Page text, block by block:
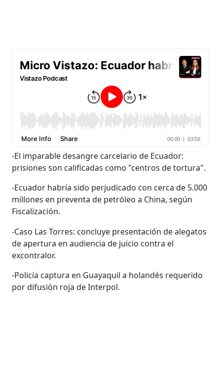
-El imparable desangre carcelario de Ecuador:
prisiones son calificadas como "centros de tortura".
-Ecuador habría sido perjudicado con cerca de 5.000
millones en preventa de petróleo a China, según
Fiscalización.
-Caso Las Torres: concluye presentación de alegatos
de apertura en audiencia de juicio contra el
excontralor.
-Policía captura en Guayaquil a holandés requerido
por difusión roja de Interpol.